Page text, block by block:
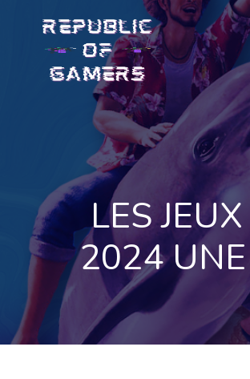
content
LES
2024 UNE